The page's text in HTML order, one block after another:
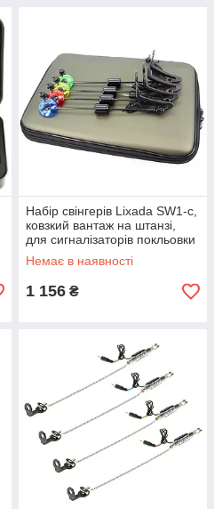
Набір свінгерів Lixada SW1-c,
ковзкий вантаж на штанзі,
для сигналізаторів покльовки
Немає в наявності
1 156 ₴